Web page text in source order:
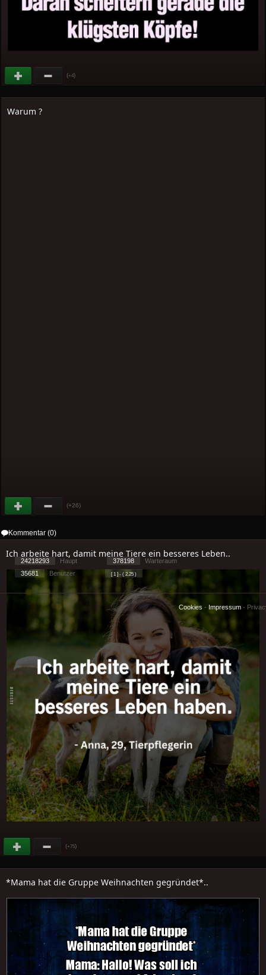
(+4)
Warum ?
(+26)
Kommentar (0)
Ich arbeite hart, damit meine Tiere ein besseres Leben..
(+75)
*Mama hat die Gruppe Weihnachten gegründet*..
24218293 Haupt 378198
Warteraum
35681
Benutzer [ 1 ] - ( 2.25 )
Cookies - Impressum -